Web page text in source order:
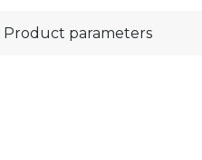
Product parameters